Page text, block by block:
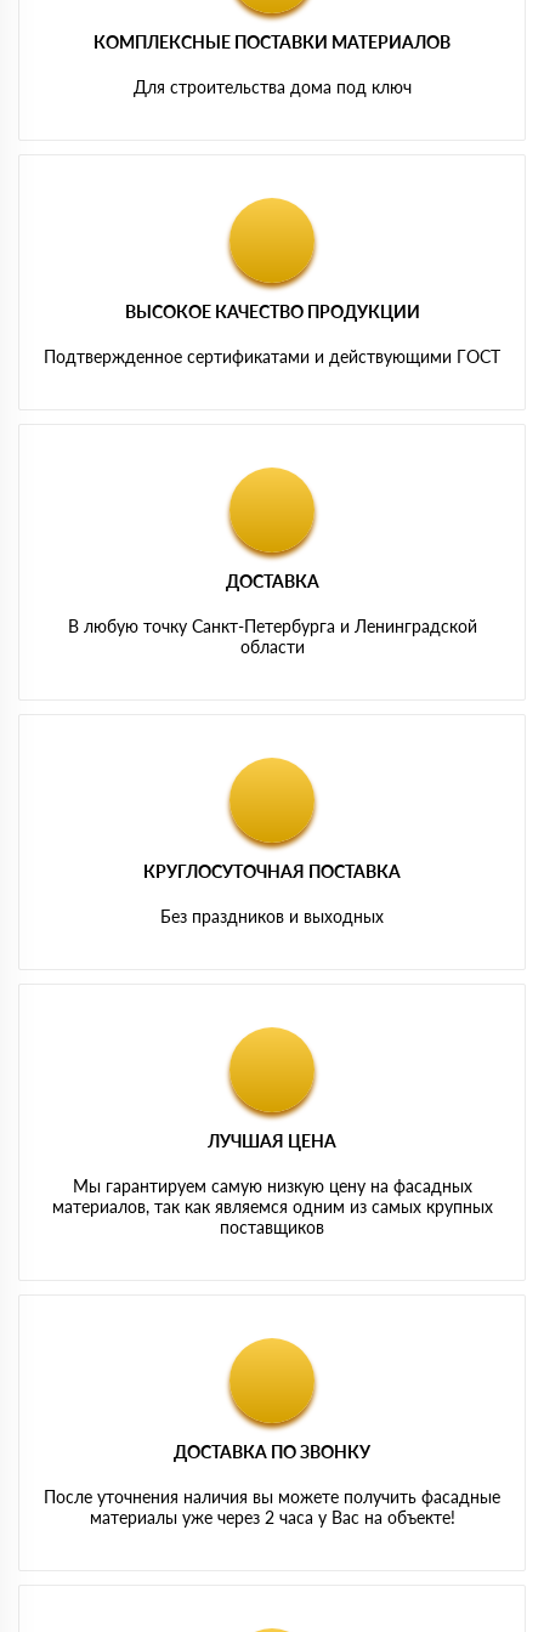
КОМПЛЕКСНЫЕ ПОСТАВКИ МАТЕРИАЛОВ
Для строительства дома под ключ
ВЫСОКОЕ КАЧЕСТВО ПРОДУКЦИИ
Подтвержденное сертификатами и действующими ГОСТ
ДОСТАВКА
В любую точку Санкт-Петербурга и Ленинградской
области
КРУГЛОСУТОЧНАЯ ПОСТАВКА
Без праздников и выходных
ЛУЧШАЯ ЦЕНА
Мы гарантируем самую низкую цену на фасадных
материалов, так как являемся одним из самых крупных
поставщиков
ДОСТАВКА ПО ЗВОНКУ
После уточнения наличия вы можете получить фасадные
материалы уже через 2 часа у Вас на объекте!